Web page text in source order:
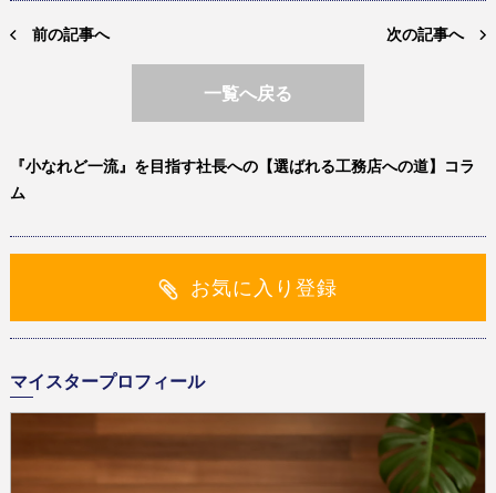
前の記事へ 次の記事へ
一覧へ戻る
『小なれど一流』を目指す社長への【選ばれる工務店への道】コラ
ム
お気に入り登録
マイスタープロフィール